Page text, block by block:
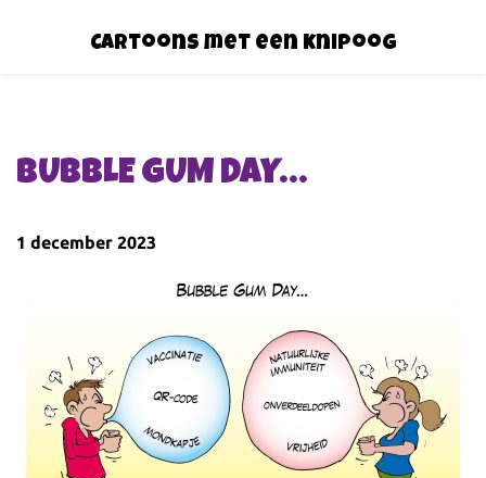
Cartoons met een knipoog
BUBBLE GUM DAY…
1 december 2023